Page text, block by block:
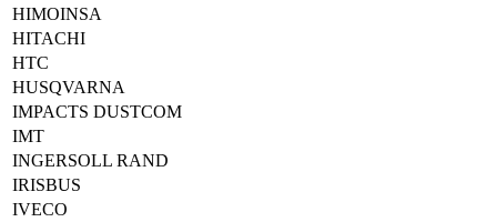
HIMOINSA
HITACHI
HTC
HUSQVARNA
IMPACTS DUSTCOM
IMT
INGERSOLL RAND
IRISBUS
IVECO